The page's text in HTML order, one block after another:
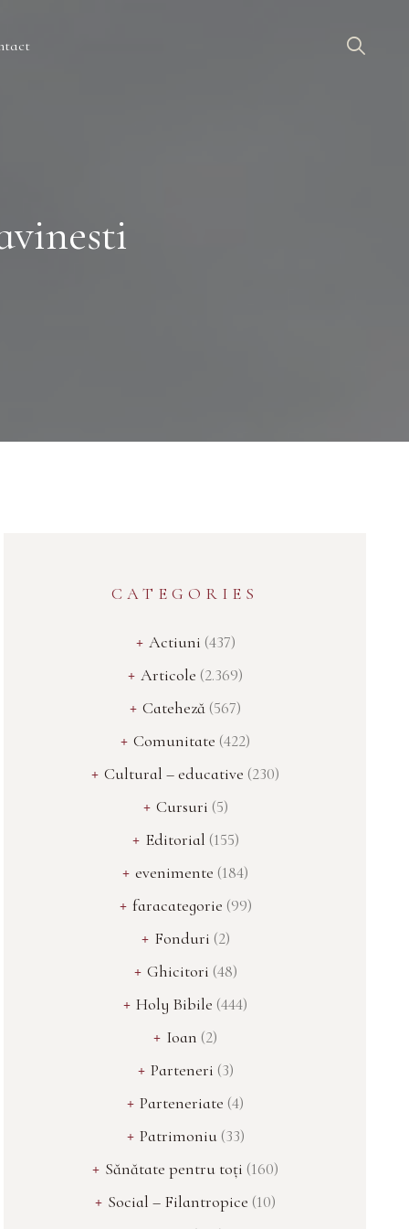
CATEGORIES
Actiuni (437)
Articole (2.369)
Cateheză (567)
Comunitate (422)
Cultural – educative (230)
Cursuri (5)
Editorial (155)
evenimente (184)
faracategorie (99)
Fonduri (2)
Ghicitori (48)
Holy Bibile (444)
Ioan (2)
Parteneri (3)
Parteneriate (4)
Patrimoniu (33)
Sănătate pentru toți (160)
Social – Filantropice (10)